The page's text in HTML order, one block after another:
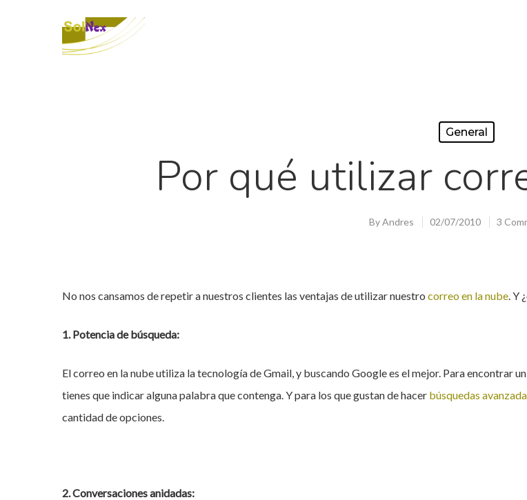
General
Por qué utilizar
ByAndres 02/07/2010 3
No nos cansamos de repetir a nuestros clientes las ventajas de utilizar nuestro correo en la nube. Y
1. Potencia de búsqueda:
El correo en la nube utiliza la tecnología de Gmail, y buscando Google es el mejor. Para encontrar
tienes que indicar alguna palabra que contenga. Y para los que gustan de hacer búsquedas
cantidad de opciones.
2. Conversaciones anidadas: